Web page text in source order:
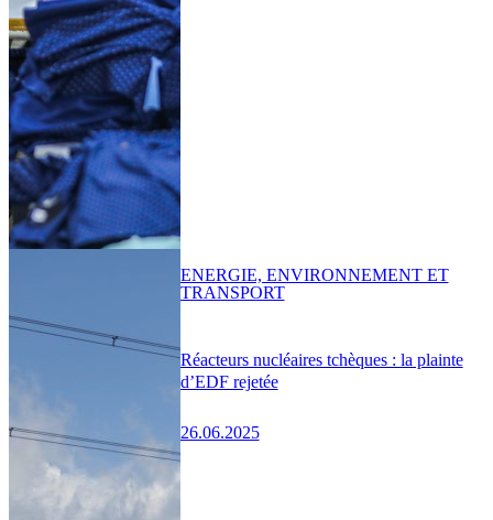
Réacteurs nucléaires tchèques : la plainte
d’EDF rejetée
26.06.2025
ENERGIE, ENVIRONNEMENT ET
TRANSPORT